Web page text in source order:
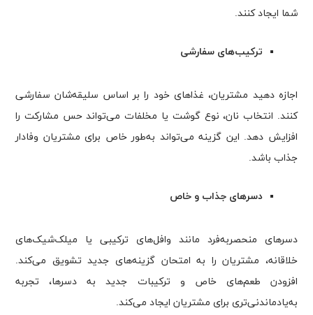
شما ایجاد کنند.
ترکیب‌های سفارشی
اجازه دهید مشتریان، غذاهای خود را بر اساس سلیقه‌شان سفارشی
کنند. انتخاب نان، نوع گوشت یا مخلفات می‌تواند حس مشارکت را
افزایش دهد. این گزینه می‌تواند به‌طور خاص برای مشتریان وفادار
جذاب باشد.
دسرهای جذاب و خاص
دسرهای منحصربه‌فرد مانند وافل‌های ترکیبی یا میلک‌شیک‌های
خلاقانه، مشتریان را به امتحان گزینه‌های جدید تشویق می‌کند.
افزودن طعم‌های خاص و ترکیبات جدید به دسرها، تجربه
به‌یادماندنی‌تری برای مشتریان ایجاد می‌کند.